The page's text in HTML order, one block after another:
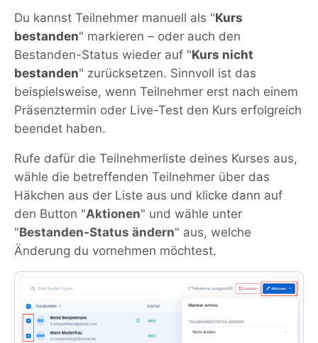
Du kannst Teilnehmer manuell als "Kurs
bestanden" markieren – oder auch den
Bestanden-Status wieder auf "Kurs nicht
bestanden" zurücksetzen. Sinnvoll ist das
beispielsweise, wenn Teilnehmer erst nach einem
Präsenztermin oder Live-Test den Kurs erfolgreich
beendet haben.
Rufe dafür die Teilnehmerliste deines Kurses aus,
wähle die betreffenden Teilnehmer über das
Häkchen aus der Liste aus und klicke dann auf
den Button "Aktionen" und wähle unter
"Bestanden-Status ändern" aus, welche
Änderung du vornehmen möchtest.